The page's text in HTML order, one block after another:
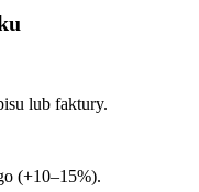
lub faktury.
(+10–15%).